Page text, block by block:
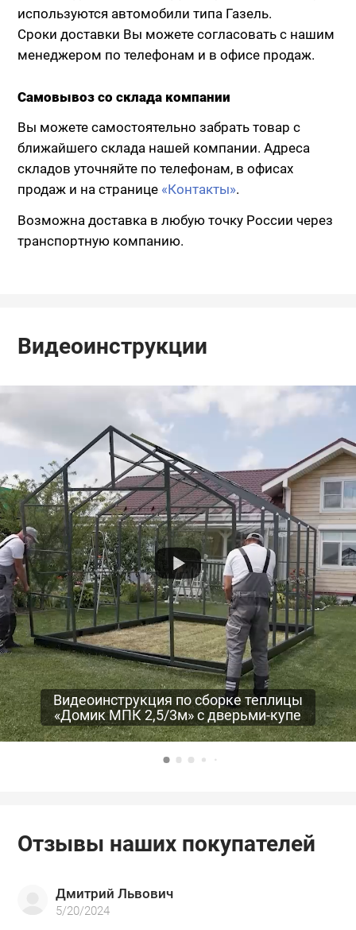
используются автомобили типа Газель.
Сроки доставки Вы можете согласовать с нашим
менеджером по телефонам и в офисе продаж.
Самовывоз со склада компании
Вы можете самостоятельно забрать товар с
ближайшего склада нашей компании. Адреса
складов уточняйте по телефонам, в офисах
продаж и на странице «Контакты».
Возможна доставка в любую точку России через
транспортную компанию.
Видеоинструкции
Видеоинструкция по сборке теплицы
«Домик МПК 2,5/3м» с дверьми-купе
Отзывы наших покупателей
Дмитрий Львович
5/20/2024